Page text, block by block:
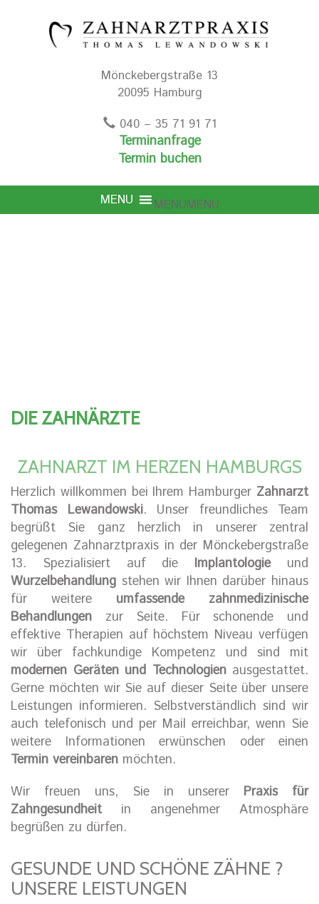
Mönckebergstraße 13
20095 Hamburg
040 – 35 71 91 71
Terminanfrage
Termin buchen
MENUMENU
DIE ZAHNÄRZTE
ZAHNARZT IM HERZEN HAMBURGS
Herzlich willkommen bei Ihrem Hamburger Zahnarzt
Thomas Lewandowski. Unser freundliches Team
begrüßt Sie ganz herzlich in unserer zentral
gelegenen Zahnarztpraxis in der Mönckebergstraße
13. Spezialisiert auf die Implantologieund
Wurzelbehandlung stehen wir Ihnen darüber hinaus
für weitere umfassende zahnmedizinische
Behandlungen zur Seite. Für schonende und
effektive Therapien auf höchstem Niveau verfügen
wir über fachkundige Kompetenz und sind mit
modernen Geräten und Technologienausgestattet.
Gerne möchten wir Sie auf dieser Seite über unsere
Leistungen informieren. Selbstverständlich sind wir
auch telefonisch und per Mail erreichbar, wenn Sie
weitere Informationen erwünschen oder einen
Termin vereinbaren möchten.
Wir freuen uns, Sie in unserer Praxis für
Zahngesundheitin angenehmer Atmosphäre
begrüßen zu dürfen.
GESUNDE UND SCHÖNE ZÄHNE ?
UNSERE LEISTUNGEN